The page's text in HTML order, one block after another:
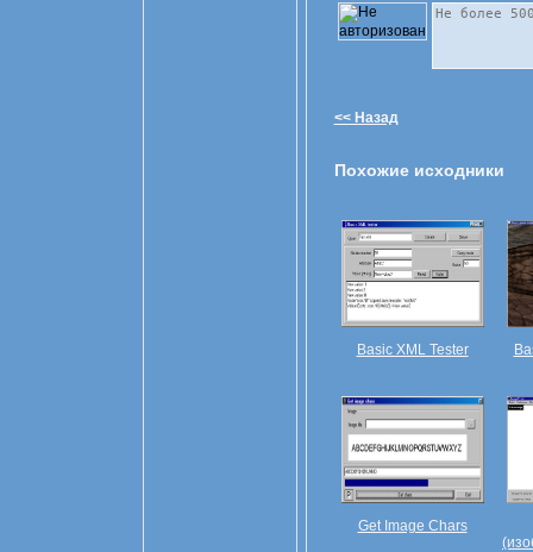
<< Назад
Похожие исходники
Basic XML Tester
Get Image Chars